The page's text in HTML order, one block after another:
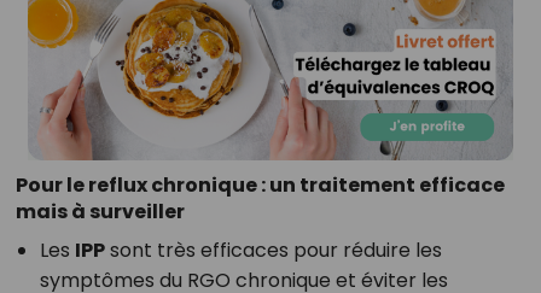
Pour le reflux chronique : un traitement efficace
mais à surveiller
Les IPPsont très efficaces pour réduire les
symptômes du RGO chronique et éviter les